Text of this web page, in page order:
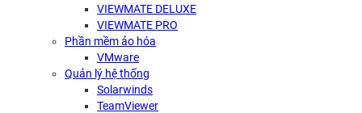
VIEWMATE DELUXE
VIEWMATE PRO
Phần mềm ảo hóa
VMware
Quản lý hệ thống
Solarwinds
TeamViewer